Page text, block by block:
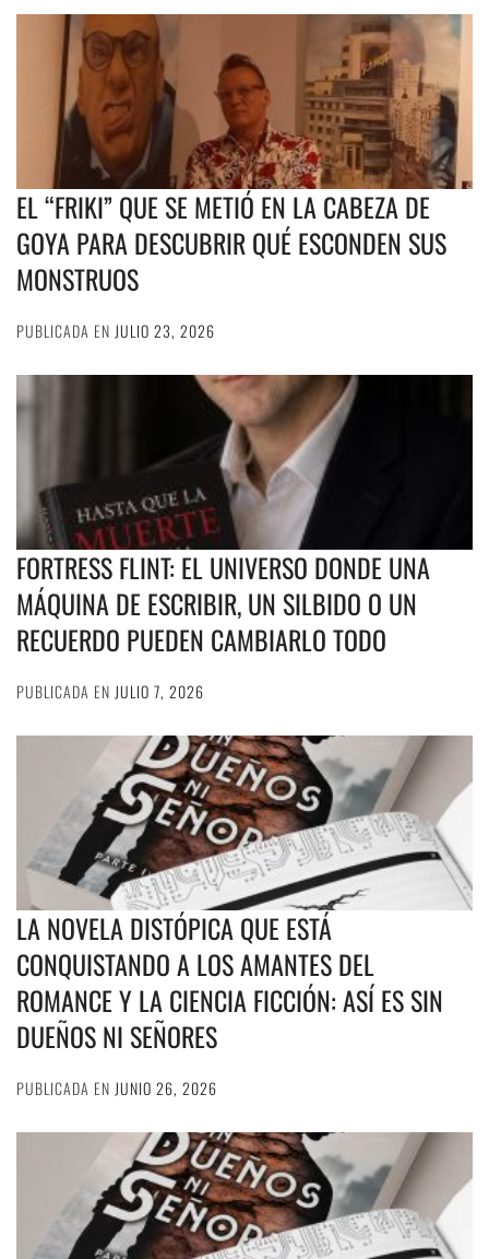
EL “FRIKI” QUE SE METIÓ EN LA CABEZA DE
GOYA PARA DESCUBRIR QUÉ ESCONDEN SUS
MONSTRUOS
PUBLICADA EN JULIO 23, 2026
FORTRESS FLINT: EL UNIVERSO DONDE UNA
MÁQUINA DE ESCRIBIR, UN SILBIDO O UN
RECUERDO PUEDEN CAMBIARLO TODO
PUBLICADA EN JULIO 7, 2026
LA NOVELA DISTÓPICA QUE ESTÁ
CONQUISTANDO A LOS AMANTES DEL
ROMANCE Y LA CIENCIA FICCIÓN: ASÍ ES SIN
DUEÑOS NI SEÑORES
PUBLICADA EN JUNIO 26, 2026